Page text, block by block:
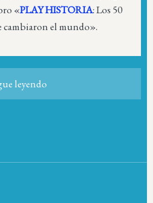
«PLAY HISTORIA: Los 50
cambiaron el mundo».
leyendo